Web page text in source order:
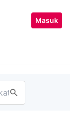
Masuk
search